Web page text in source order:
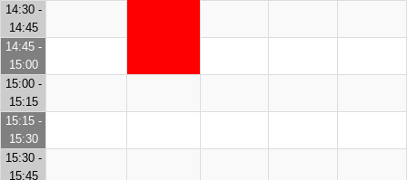
14:30 -
14:45
14:45 -
15:00
15:00 -
15:15
15:15 -
15:30
15:30 -
15:45